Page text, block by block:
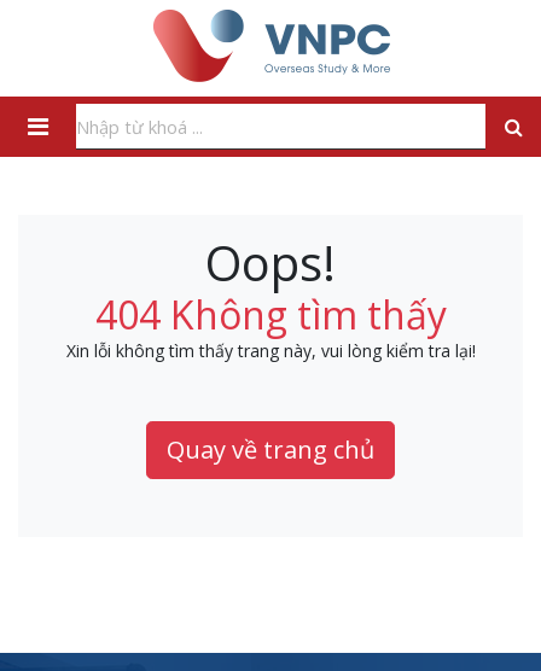
Oops!
404 Không tìm thấy
Xin lỗi không tìm thấy trang này, vui lòng kiểm tra lại!
Quay về trang chủ